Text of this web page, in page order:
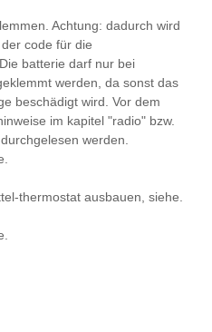
Achtung: dadurch wird
code für die
batterie darf nur bei
werden, da sonst das
beschädigt wird. Vor dem
im kapitel "radio" bzw.
werden.
thermostat ausbauen, siehe.